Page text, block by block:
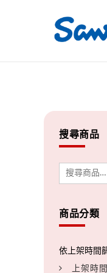
搜尋商品
商品分類
上架時間